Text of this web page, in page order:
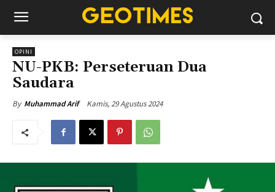
OPINI
NU-PKB: Perseteruan Dua
Saudara
By Muhammad Arif Kamis, 29 Agustus 2024